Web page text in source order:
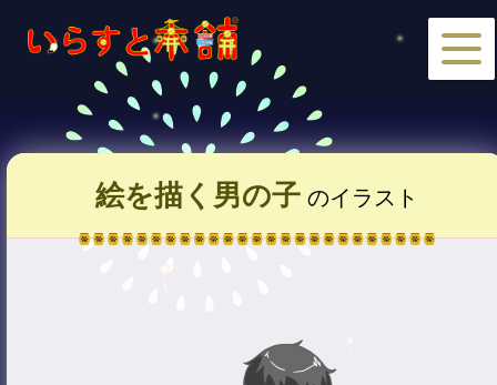
絵を描く男の子のイラスト